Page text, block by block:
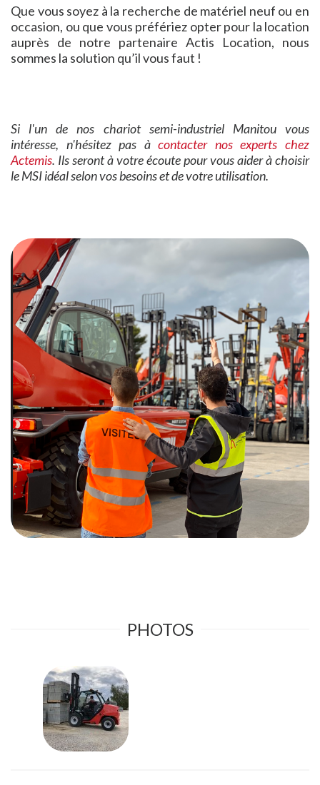
Que vous soyez à la recherche de matériel neuf ou en
occasion, ou que vous préfériez opter pour la location
auprès de notre partenaire Actis Location, nous
sommes la solution qu’il vous faut !
Si l'un de nos chariot semi-industriel Manitou vous
intéresse, n'hésitez pas àcontacter nos experts chez
Actemis. Ils seront à votre écoute pour vous aider à choisir
le MSI idéal selon vos besoins et de votre utilisation.
PHOTOS